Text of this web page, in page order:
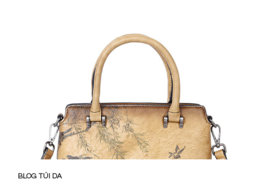
BLOG TÚI DA